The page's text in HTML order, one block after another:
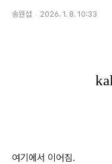
송원섭 2026. 1. 8. 10:33
여기에서 이어짐.